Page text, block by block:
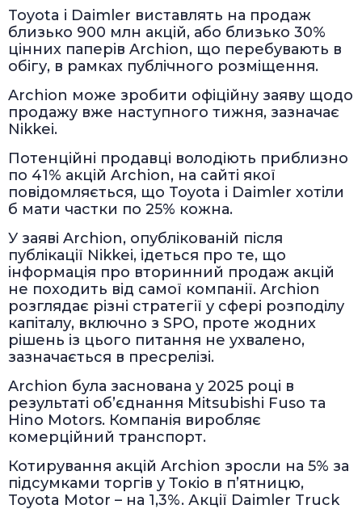
Toyota і Daimler виставлять на продаж
близько 900 млн акцій, або близько 30%
цінних паперів Archion, що перебувають в
обігу, в рамках публічного розміщення.
Archion може зробити офіційну заяву щодо
продажу вже наступного тижня, зазначає
Nikkei.
Потенційні продавці володіють приблизно
по 41% акцій Archion, на сайті якої
повідомляється, що Toyota і Daimler хотіли
б мати частки по 25% кожна.
У заяві Archion, опублікованій після
публікації Nikkei, ідеться про те, що
інформація про вторинний продаж акцій
не походить від самої компанії. Archion
розглядає різні стратегії у сфері розподілу
капіталу, включно з SPO, проте жодних
рішень із цього питання не ухвалено,
зазначається в пресрелізі.
Archion була заснована у 2025 році в
результаті об’єднання Mitsubishi Fuso та
Hino Motors. Компанія виробляє
комерційний транспорт.
Котирування акцій Archion зросли на 5% за
підсумками торгів у Токіо в п’ятницю,
Toyota Motor – на 1,3%. Акції Daimler Truck